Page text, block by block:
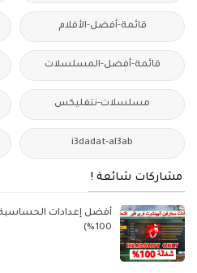
قائمة-أفضل-الأفلام
قائمة-أفضل-المسلسلات
مسلسلات-نتفليكس
i3dadat-al3ab
مشاركات شائعة !
100%)